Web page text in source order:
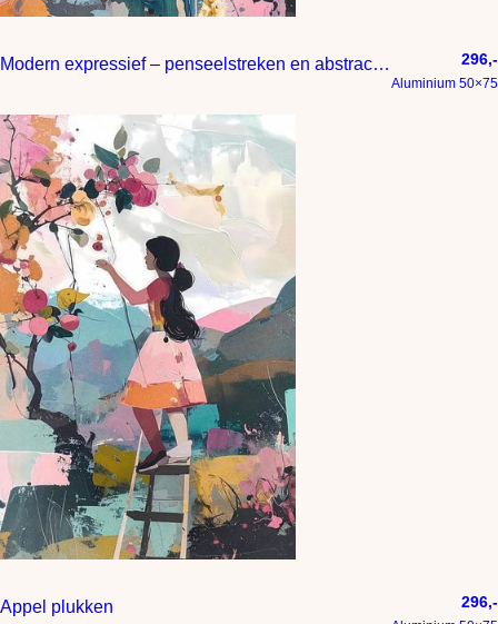
Modern expressief – penseelstreken en abstracte kleurige vlakken 296,-
Aluminium 50×75
Appel plukken 296,-